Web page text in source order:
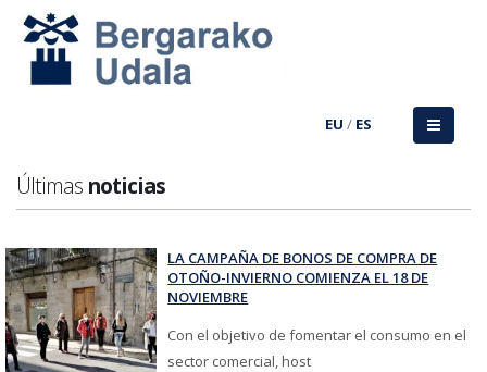
EU / ES
Últimas noticias
LA CAMPAÑA DE BONOS DE COMPRA DE
OTOÑO-INVIERNO COMIENZA EL 18 DE
NOVIEMBRE
Con el objetivo de fomentar el consumo en el
sector comercial, host